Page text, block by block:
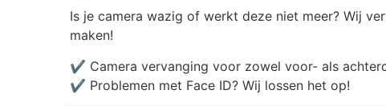
Is je camera wazig of werkt deze niet meer? Wij
maken!
✔️ Camera vervanging voor zowel voor- als
✔️ Problemen met Face ID? Wij lossen het op!